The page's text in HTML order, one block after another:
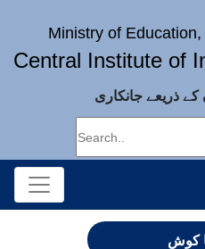
Ministry of
Central Institute of
کے ذریعے جانکاری
کوش